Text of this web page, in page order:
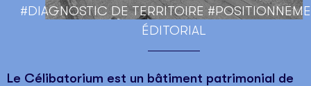
#DIAGNOSTIC DE TERRITOIRE
ÉDITORIAL
Le Célibatorium est un bâtiment patrimonial de